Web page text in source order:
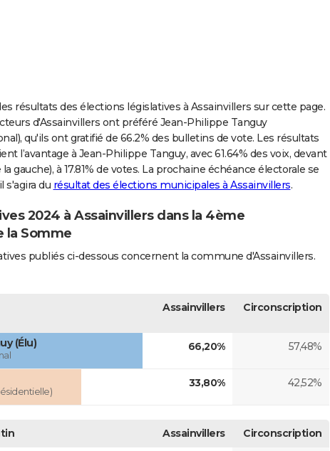
résultats des élections législatives à Assainvillers sur cette page.
d'Assainvillers ont préféré Jean-Philippe Tanguy
qu'ils ont gratifié de 66.2% des bulletins de vote. Les résultats
l’avantage à Jean-Philippe Tanguy, avec 61.64% des voix, devant
gauche), à 17.81% de votes. La prochaine échéance électorale se
s'agira du résultat des élections municipales à Assainvillers.
2024 à Assainvillers dans la 4ème
la Somme
publiés ci-dessous concernent la commune d'Assainvillers.
Assainvillers Circonscription
(Élu) 66,20% 57,48%
33,80% 42,52%
Assainvillers Circonscription